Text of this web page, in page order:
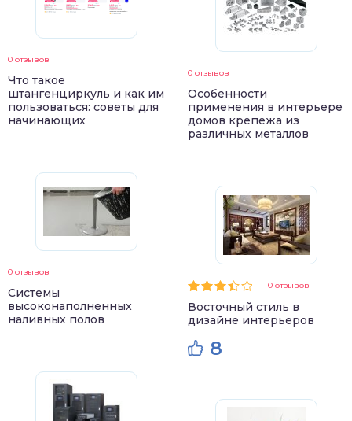
0 отзывов
Что такое
штангенциркуль и как им
пользоваться: советы для
начинающих
0 отзывов
Системы
высоконаполненных
наливных полов
0 отзывов
Особенности
применения в интерьере
домов крепежа из
различных металлов
0 отзывов
Восточный стиль в
дизайне интерьеров
8